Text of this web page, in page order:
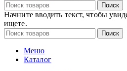
Поиск
Начните вводить текст, чтобы
ищете.
Поиск
Меню
Каталог